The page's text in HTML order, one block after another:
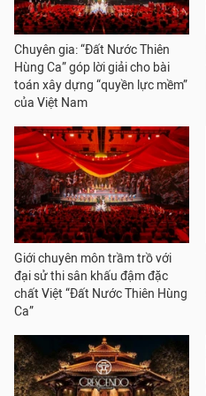
Chuyên gia: “Đất Nước Thiên
Hùng Ca” góp lời giải cho bài
toán xây dựng “quyền lực mềm”
của Việt Nam
Giới chuyên môn trầm trồ với
đại sử thi sân khấu đậm đặc
chất Việt “Đất Nước Thiên Hùng
Ca”